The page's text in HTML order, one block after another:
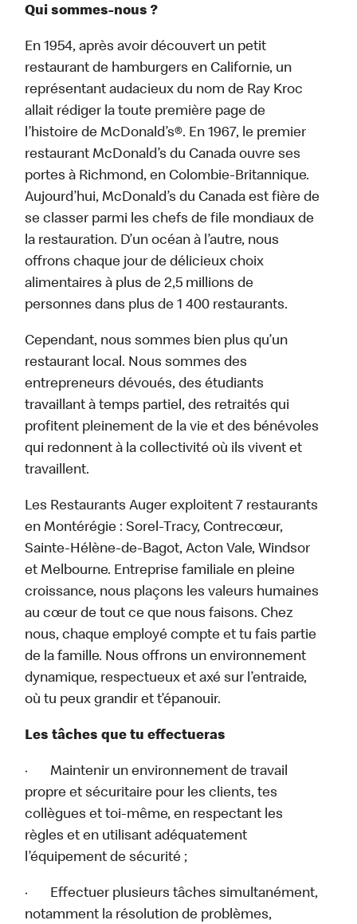
Qui sommes-nous ?
En 1954, après avoir découvert un petit
restaurant de hamburgers en Californie, un
représentant audacieux du nom de Ray Kroc
allait rédiger la toute première page de
l’histoire de McDonald’s®. En 1967, le premier
restaurant McDonald’s du Canada ouvre ses
portes à Richmond, en Colombie-Britannique.
Aujourd’hui, McDonald’s du Canada est fière de
se classer parmi les chefs de file mondiaux de
la restauration. D’un océan à l’autre, nous
offrons chaque jour de délicieux choix
alimentaires à plus de 2,5 millions de
personnes dans plus de 1 400 restaurants.
Cependant, nous sommes bien plus qu’un
restaurant local. Nous sommes des
entrepreneurs dévoués, des étudiants
travaillant à temps partiel, des retraités qui
profitent pleinement de la vie et des bénévoles
qui redonnent à la collectivité où ils vivent et
travaillent.
Les Restaurants Auger exploitent 7 restaurants
en Montérégie : Sorel-Tracy, Contrecœur,
Sainte-Hélène-de-Bagot, Acton Vale, Windsor
et Melbourne. Entreprise familiale en pleine
croissance, nous plaçons les valeurs humaines
au cœur de tout ce que nous faisons. Chez
nous, chaque employé compte et tu fais partie
de la famille. Nous offrons un environnement
dynamique, respectueux et axé sur l’entraide,
où tu peux grandir et t’épanouir.
Les tâches que tu effectueras
· Maintenir un environnement de travail
propre et sécuritaire pour les clients, tes
collègues et toi-même, en respectant les
règles et en utilisant adéquatement
l’équipement de sécurité ;
· Effectuer plusieurs tâches simultanément,
notamment la résolution de problèmes,